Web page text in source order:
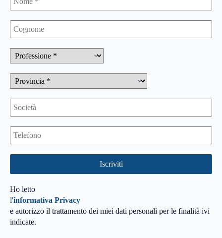
Ho letto
l'informativa Privacy
e autorizzo il trattamento dei miei dati personali per le finalità ivi
indicate.